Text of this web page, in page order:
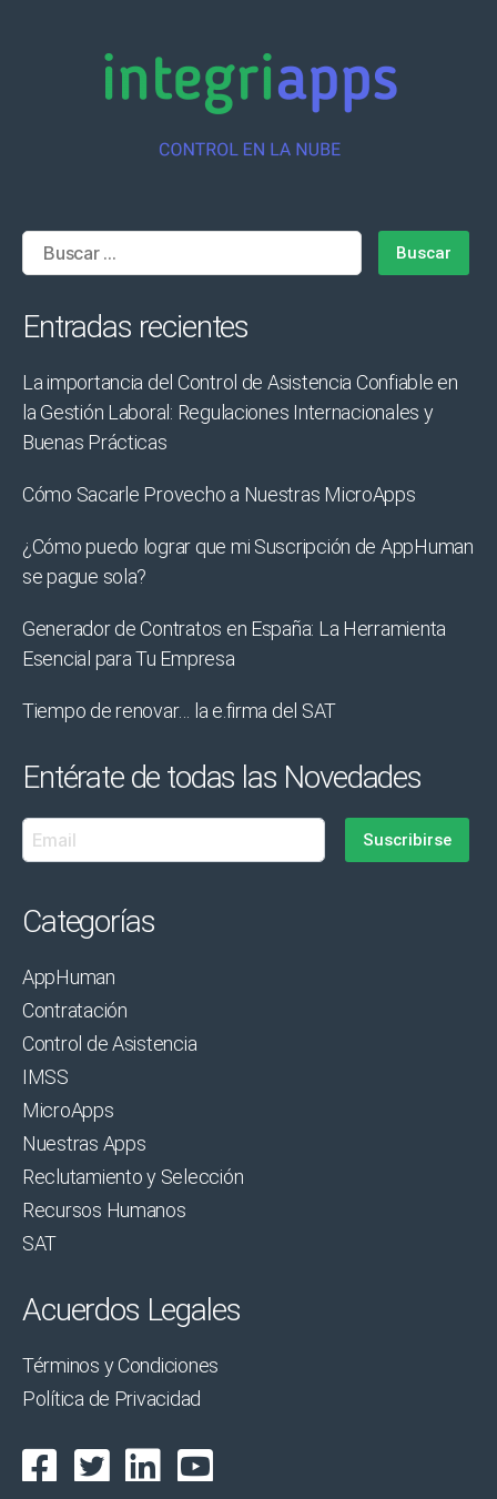
Buscar:
Entradas recientes
La importancia del Control de Asistencia Confiable en
la Gestión Laboral: Regulaciones Internacionales y
Buenas Prácticas
Cómo Sacarle Provecho a Nuestras MicroApps
¿Cómo puedo lograr que mi Suscripción de AppHuman
se pague sola?
Generador de Contratos en España: La Herramienta
Esencial para Tu Empresa
Tiempo de renovar… la e.firma del SAT
Entérate de todas las Novedades
Categorías
AppHuman
Contratación
Control de Asistencia
IMSS
MicroApps
Nuestras Apps
Reclutamiento y Selección
Recursos Humanos
SAT
Acuerdos Legales
Términos y Condiciones
Política de Privacidad